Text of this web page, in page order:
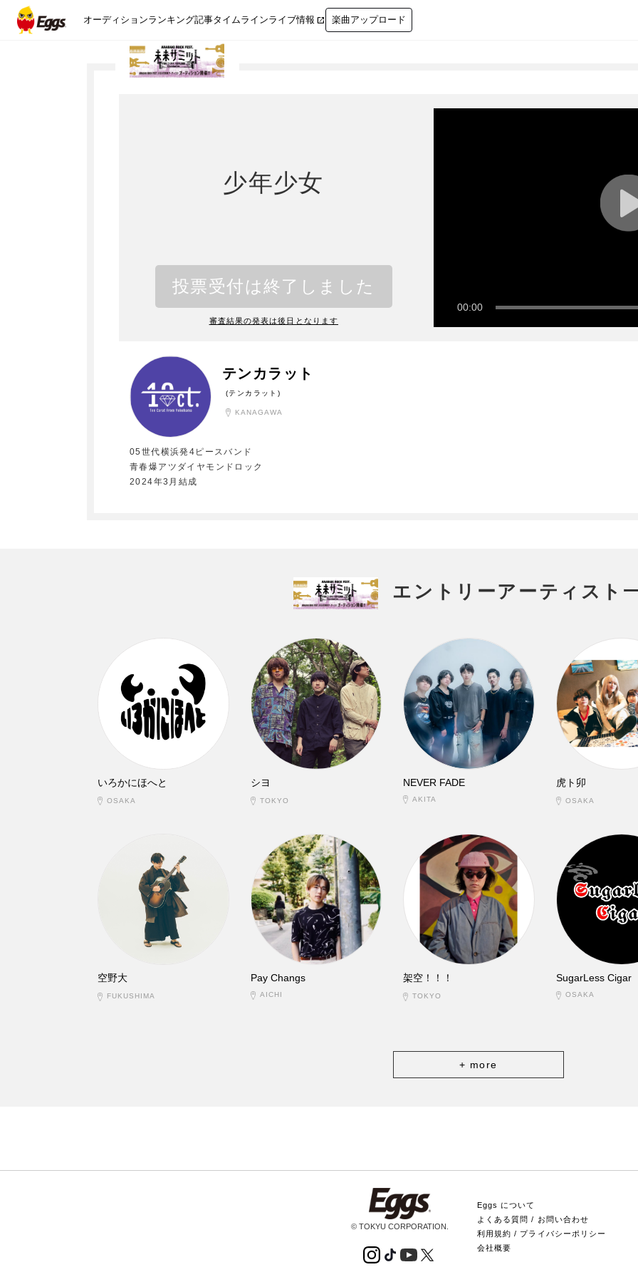
オーディションランキング記事タイムラインライブ情報  楽曲アップロード
00:00
少年少女
投票受付は終了しました
審査結果の発表は後日となります
テンカラット
(テンカラット)
KANAGAWA
05世代横浜発4ピースバンド
青春爆アツダイヤモンドロック
2024年3月結成
エントリーアーティスト
いろかにほへと
OSAKA
シヨ
TOKYO
NEVER FADE
AKITA
虎ト卯
OSAKA
空野大
FUKUSHIMA
Pay Changs
AICHI
架空！！！
TOKYO
SugarLess Cigar
OSAKA
+ more
© TOKYU CORPORATION.
Eggs について
よくある質問 / お問い合わせ
利用規約 / プライバシーポリシー
会社概要